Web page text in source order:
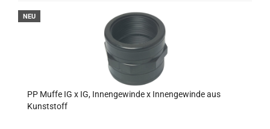
NEU
PP Muffe IG x IG, Innengewinde x Innengewinde aus
Kunststoff